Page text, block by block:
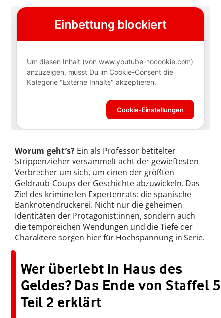
Worum geht’s? Ein als Professor betitelter
Strippenzieher versammelt acht der gewieftesten
Verbrecher um sich, um einen der größten
Geldraub-Coups der Geschichte abzuwickeln. Das
Ziel des kriminellen Expertenrats: die spanische
Banknotendruckerei. Nicht nur die geheimen
Identitäten der Protagonist:innen, sondern auch
die temporeichen Wendungen und die Tiefe der
Charaktere sorgen hier für Hochspannung in Serie.
Wer überlebt in Haus des
Geldes? Das Ende von Staffel 5
Teil 2 erklärt